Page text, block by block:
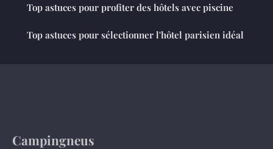
Top astuces pour profiter des hôtels avec piscine
Top astuces pour sélectionner l'hôtel parisien idéal
Campingneus